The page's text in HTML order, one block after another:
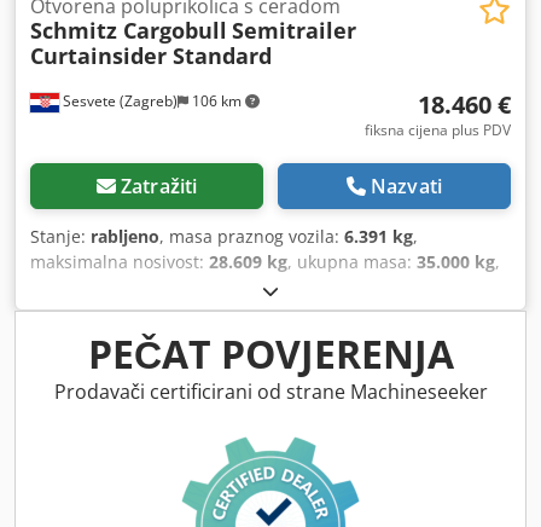
Sesvete (Zagreb) 106 km
Otvorena poluprikolica s ceradom
Schmitz Cargobull Semitrailer
Curtainsider Standard
18.460 €
fiksna cijena plus PDV
Zatražiti Nazvati
Stanje: rabljeno, masa praznog vozila: 6.391 kg,
maksimalna nosivost: 28.609 kg, ukupna masa: 35.000 kg,
3 osovine
duljina prostora za utovar:13.620 mm, širina utovarnog
prostora:2.480 mm, visina utovarnog prostora:2.730 mm
volumen tovarnog prostora:92 m³ , ovjes:zrak, dimenzija
gume:385/65 R22,5, boja:plava, Godina proizvodnje:2022
PEČAT POVJERENJA
Prodavači certificirani od strane Machineseeker